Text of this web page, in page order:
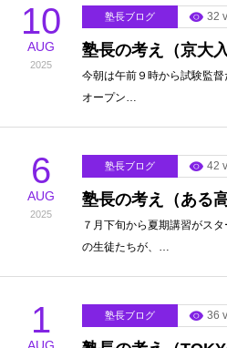
10
AUG
2025
塾長ブログ 32
塾長の考え（京大
今朝は午前９時から試験監
オープン…
6
AUG
2025
塾長ブログ 42
塾長の考え（ある
７月下旬から夏期講習がス
の生徒たちが、…
1 塾長ブログ 36